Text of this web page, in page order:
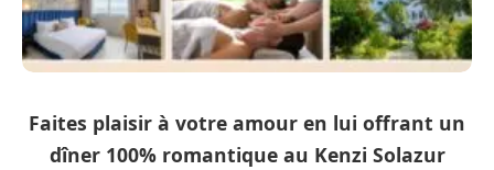
Faites plaisir à votre amour en lui offrant un
dîner 100% romantique au Kenzi Solazur